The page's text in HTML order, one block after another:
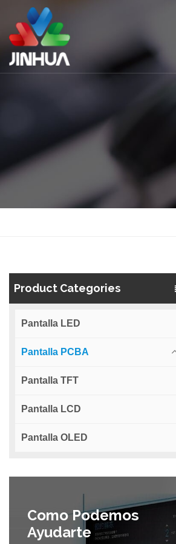
Product Categories
Pantalla LED
Pantalla PCBA
Pantalla TFT
Pantalla LCD
Pantalla OLED
Como Podemos
Ayudarte